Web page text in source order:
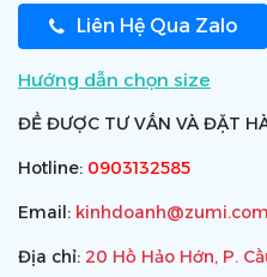
Liên Hệ Qua Zalo
Hướng dẫn chọn size
ĐỂ ĐƯỢC TƯ VẤN VÀ ĐẶT
Hotline: 0903132585
Email:
Địa chỉ: 20 Hồ Hảo Hớn, P.